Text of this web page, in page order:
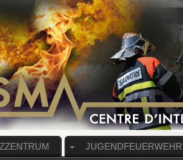
JUGENDFEUERWEHR